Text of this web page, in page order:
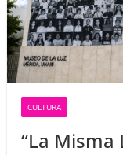
CULTURA
“La Misma